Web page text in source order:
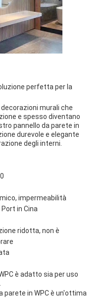
perfetta per la
murali che
e spesso diventano
pannello da parete in
durevole e elegante
degli interni.
impermeabilità
in Cina
ridotta, non è
è adatto sia per uso
parete in WPC è un'ottima